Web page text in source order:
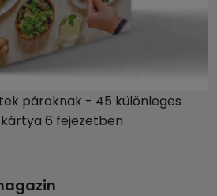
pároknak - 45 különleges
6 fejezetben